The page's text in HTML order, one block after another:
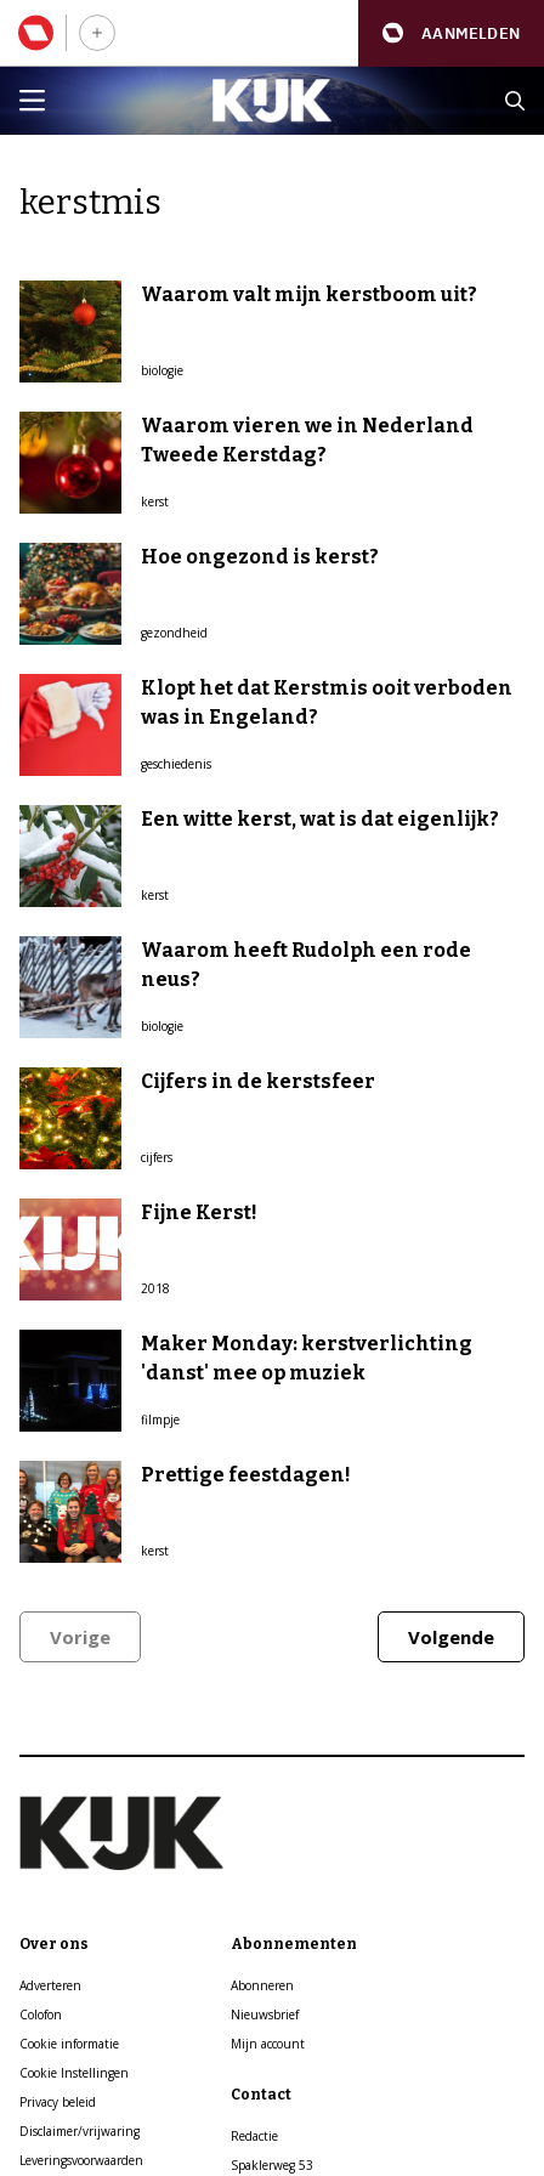
AANMELDEN
kerstmis
Waarom valt mijn kerstboom uit?
biologie
Waarom vieren we in Nederland
Tweede Kerstdag?
kerst
Hoe ongezond is kerst?
gezondheid
Klopt het dat Kerstmis ooit verboden
was in Engeland?
geschiedenis
Een witte kerst, wat is dat eigenlijk?
kerst
Waarom heeft Rudolph een rode
neus?
biologie
Cijfers in de kerstsfeer
cijfers
Fijne Kerst!
2018
Maker Monday: kerstverlichting
'danst' mee op muziek
filmpje
Prettige feestdagen!
kerst
Vorige Volgende
Over ons
Adverteren
Colofon
Cookie informatie
Cookie Instellingen
Privacy beleid
Disclaimer/vrijwaring
Leveringsvoorwaarden
Abonnementen
Abonneren
Nieuwsbrief
Mijn account
Contact
Redactie
Spaklerweg 53